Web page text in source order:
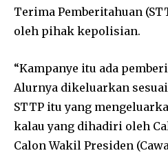
Terima Pemberitahuan
oleh pihak kepolisian.
“Kampanye itu ada
Alurnya dikeluarkan
STTP itu yang
kalau yang dihadiri oleh
Calon Wakil Presiden